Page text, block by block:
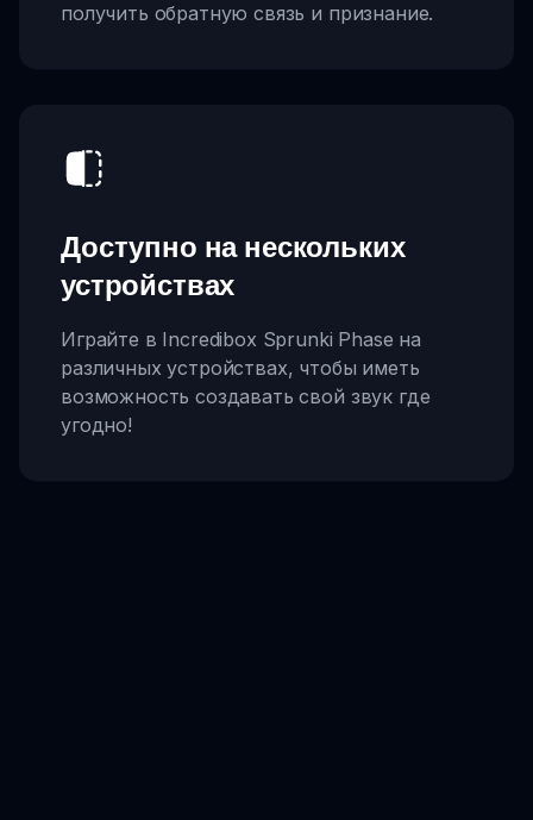
получить обратную связь и признание.
Доступно на нескольких
устройствах
Играйте в Incredibox Sprunki Phase на
различных устройствах, чтобы иметь
возможность создавать свой звук где
угодно!